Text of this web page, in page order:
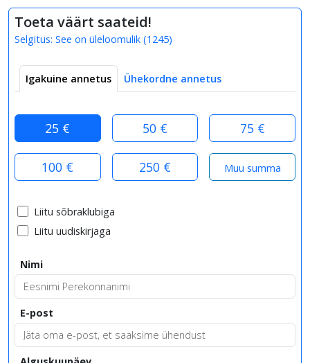
Toeta väärt saateid!
Selgitus: See on üleloomulik (1245)
Igakuine annetus Ühekordne annetus
25 € 50 € 75 €
100 € 250 €
Liitu sõbraklubiga
Liitu uudiskirjaga
Nimi
E-post